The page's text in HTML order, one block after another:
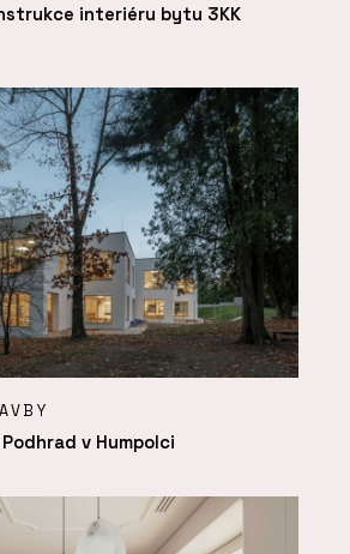
interiéru bytu 3KK
v Humpolci